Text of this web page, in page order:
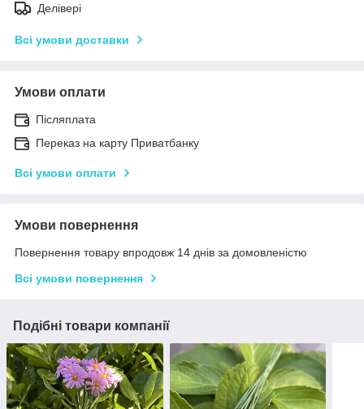
Делівері
Всі умови доставки
Умови оплати
Післяплата
Переказ на карту Приватбанку
Всі умови оплати
Умови повернення
Повернення товару впродовж 14 днів за домовленістю
Всі умови повернення
Подібні товари компанії